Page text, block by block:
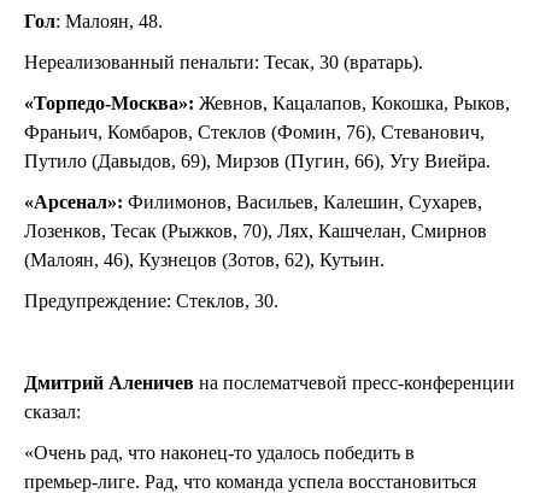
Гол: Малоян, 48.
Нереализованный пенальти: Тесак, 30 (вратарь).
«Торпедо-Москва»: Жевнов, Кацалапов, Кокошка, Рыков,
Франьич, Комбаров, Стеклов (Фомин, 76), Стеванович,
Путило (Давыдов, 69), Мирзов (Пугин, 66), Угу Виейра.
«Арсенал»: Филимонов, Васильев, Калешин, Сухарев,
Лозенков, Тесак (Рыжков, 70), Лях, Кашчелан, Смирнов
(Малоян, 46), Кузнецов (Зотов, 62), Кутьин.
Предупреждение: Стеклов, 30.
Дмитрий Аленичев на послематчевой пресс-конференции
сказал:
«Очень рад, что наконец-то удалось победить в
премьер-лиге. Рад, что команда успела восстановиться